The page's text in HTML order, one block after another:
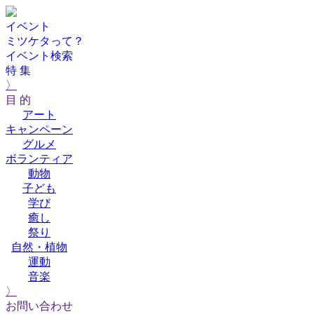
イベント
ミツケタって？
イベント検索
特 集
〉
目 的
アート
キャンペーン
グルメ
ボランティア
動物
子ども
学び
癒し
祭り
自然・植物
運動
音楽
〉
お問い合わせ